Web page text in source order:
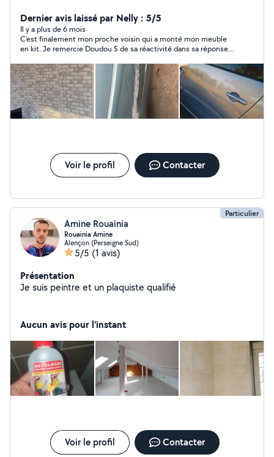
Dernier avis laissé par Nelly : 5/5
Il y a plus de 6 mois
C'est finalement mon proche voisin qui a monté mon meuble
en kit. Je remercie Doudou S de sa réactivité dans sa réponse,
Voir le profil Contacter
Particulier
Amine Rouainia
Rouainia Amine
Alençon (Perseigne Sud)
5/5 (1 avis)
Présentation
Je suis peintre et un plaquiste qualifié
Aucun avis pour l'instant
Voir le profil Contacter